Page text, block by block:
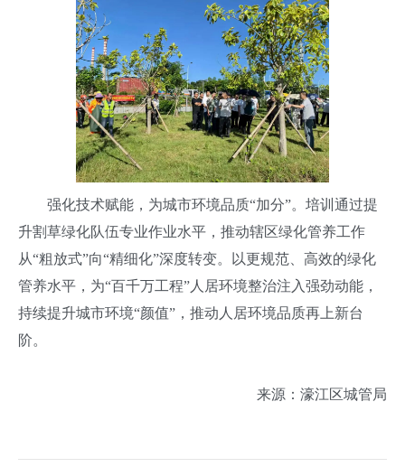
强化技术赋能，为城市环境品质“加分”。培训通过提
升割草绿化队伍专业作业水平，推动辖区绿化管养工作
从“粗放式”向“精细化”深度转变。以更规范、高效的绿化
管养水平，为“百千万工程”人居环境整治注入强劲动能，
持续提升城市环境“颜值”，推动人居环境品质再上新台
阶。
来源： 濠江区城管局